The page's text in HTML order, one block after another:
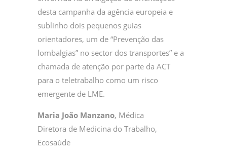
desta campanha da agência europeia e
sublinho dois pequenos guias
orientadores, um de “Prevenção das
lombalgias” no sector dos transportes” e a
chamada de atenção por parte da ACT
para o teletrabalho como um risco
emergente de LME.
Maria João Manzano, Médica
Diretora de Medicina do Trabalho,
Ecosaúde